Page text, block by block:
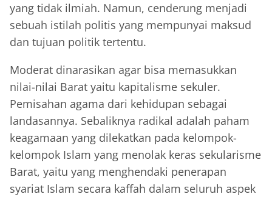
yang tidak ilmiah. Namun, cenderung menjadi
sebuah istilah politis yang mempunyai maksud
dan tujuan politik tertentu.
Moderat dinarasikan agar bisa memasukkan
nilai-nilai Barat yaitu kapitalisme sekuler.
Pemisahan agama dari kehidupan sebagai
landasannya. Sebaliknya radikal adalah paham
keagamaan yang dilekatkan pada kelompok-
kelompok Islam yang menolak keras sekularisme
Barat, yaitu yang menghendaki penerapan
syariat Islam secara kaffah dalam seluruh aspek